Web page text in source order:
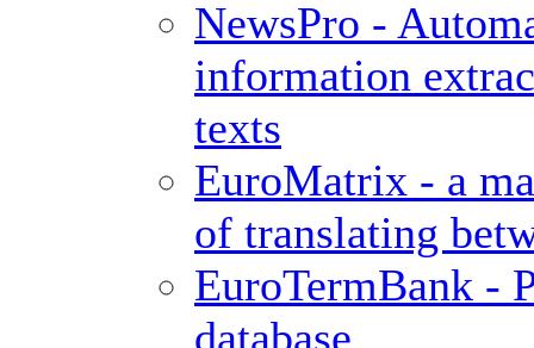
NewsPro -
information
texts
EuroMatrix - a
of translating
EuroTermBank -
database